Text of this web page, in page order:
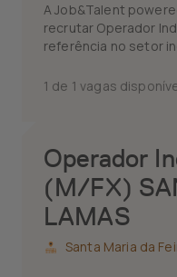
A Job&Talent
recrutar Operador
referência no setor
1 de 1 vagas
Operador
(M/FX)
LAMAS
Santa Maria da